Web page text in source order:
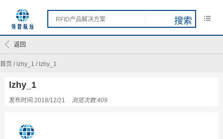
首页 / lzhy_1 / lzhy_1
返回
lzhy_1
发布时间:2018/12/21 浏览次数:409